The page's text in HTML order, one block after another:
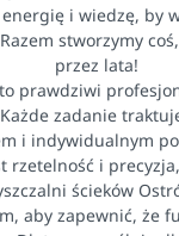
i wiedzę, by
stworzymy
przez lata!
to prawdziwi
zadanie
i indywidualnym
rzetelność i
ścieków
aby zapewnić, że